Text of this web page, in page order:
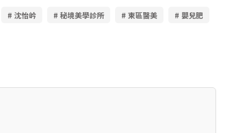
# 沈怡岒 # 秘境美學診所 # 東區醫美
# 嬰兒肥